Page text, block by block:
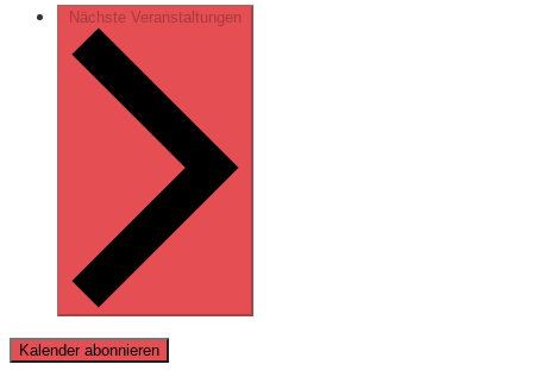
Nächste Veranstaltungen
Kalender abonnieren